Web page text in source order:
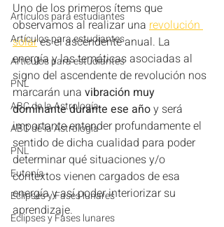
Artículos para estudiantes
Artículos para estudiantes
Artículos para estudiantes
PNL
ABC de la Astrología
ABC de la Astrología
PNL
Eutonía
Eclipses y Fases lunares
Eclipses y Fases lunares
Uno de los primeros ítems que
observamos al realizar una revolución
solar es el ascendente anual. La
energía y las temáticas asociadas al
signo del ascendente de revolución nos
marcarán una vibración muy
dominante durante ese año y será
importante entender profundamente el
sentido de dicha cualidad para poder
determinar qué situaciones y/o
contextos vienen cargados de esa
energía y así poder interiorizar su
aprendizaje.